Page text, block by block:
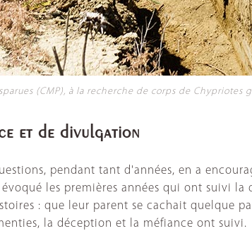
(CMP), à la recherche de corps de Chypriotes
et de divulgation
pendant tant d'années, en a
les premières années qui ont suivi
: que leur parent se cachait quelque
la déception et la méfiance ont suivi.